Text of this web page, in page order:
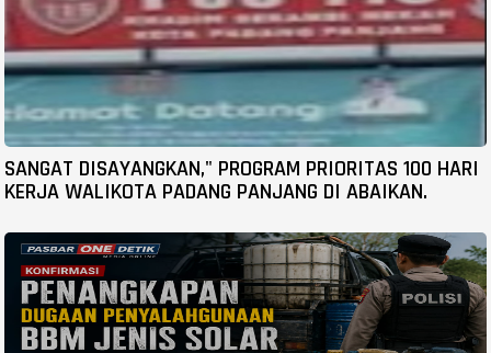
SANGAT DISAYANGKAN," PROGRAM PRIORITAS 100 HARI
KERJA WALIKOTA PADANG PANJANG DI ABAIKAN.